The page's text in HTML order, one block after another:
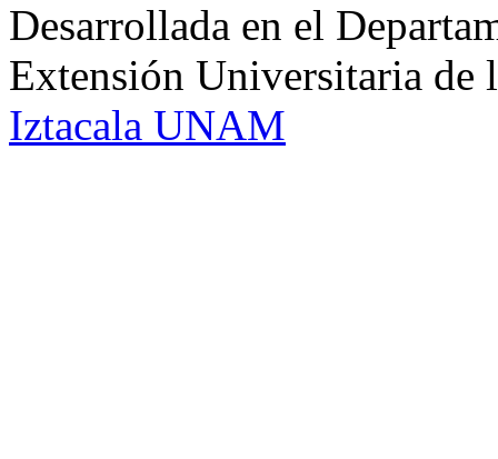
Desarrollada en el
Extensión Universitaria
Iztacala UNAM